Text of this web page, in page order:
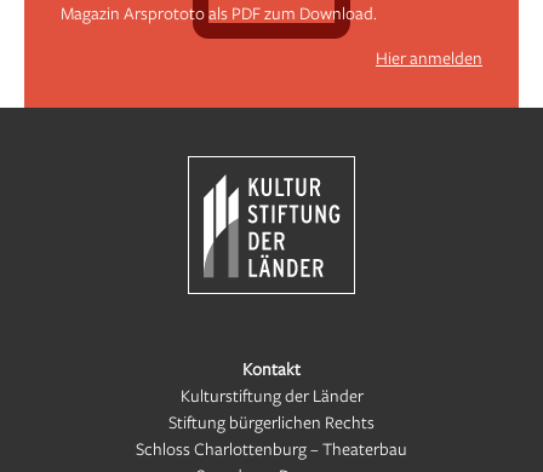
Magazin Arsprototo als PDF zum Download.
Hier anmelden
Kontakt
Kulturstiftung der Länder
Stiftung bürgerlichen Rechts
Schloss Charlottenburg – Theaterbau